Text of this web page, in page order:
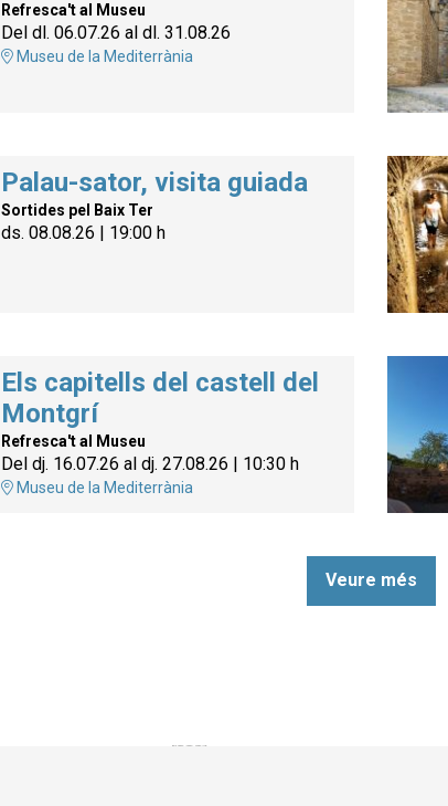
Refresca't al Museu
Del dl. 06.07.26 al dl. 31.08.26
Museu de la Mediterrània
Palau-sator, visita guiada
Sortides pel Baix Ter
ds. 08.08.26 19:00 h
Els capitells del castell del
Montgrí
Refresca't al Museu
Del dj. 16.07.26 al dj. 27.08.26 | 10:30 h
Museu de la Mediterrània
Veure més